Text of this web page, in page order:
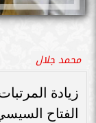
محمد جلال
زيادة